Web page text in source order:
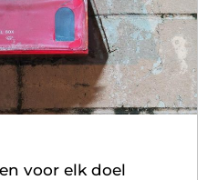
voor elk doel